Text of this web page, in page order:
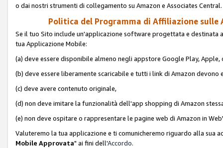
o dai nostri strumenti di collegamento su Amazon e Associates Central.
Politica del Programma di Affiliazione
Se il tuo Sito include un'applicazione software progettata e
tua Applicazione Mobile:
(a) deve essere disponibile almeno negli appstore Google Play, Apple,
(b) deve essere liberamente scaricabile e tutti i link di Amazon devono
(c) deve avere contenuto originale,
(d) non deve imitare la funzionalità dell'app shopping di Amazon
(e) non deve ospitare o rappresentare le pagine web di Amazon in
Valuteremo la tua applicazione e ti comunicheremo riguardo alla sua
Mobile Approvata" ai fini dell'Accordo.